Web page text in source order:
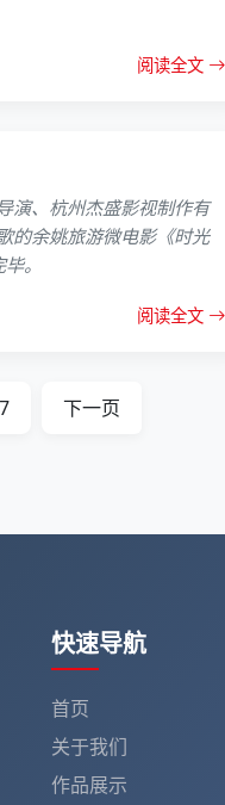
阅读全文
演、杭州杰盛影视制作有
的余姚旅游微电影《时光
。
阅读全文
7 下一页
快速导航
首页
关于我们
作品展示